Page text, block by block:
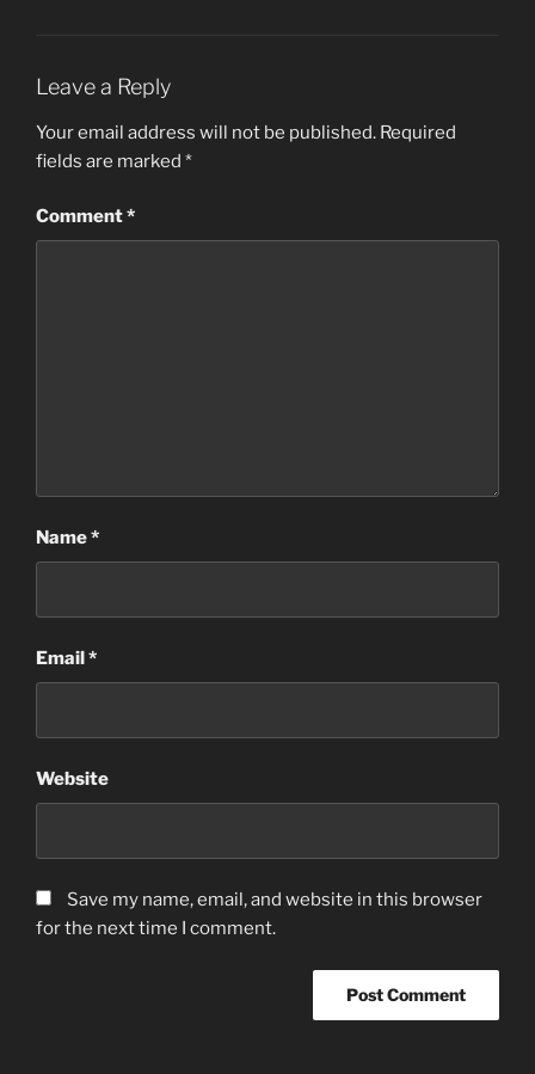
Leave a Reply
Your email address will not be published. Required
fields are marked *
Comment*
Name*
Email*
Website
Save my name, email, and website in this browser
for the next time I comment.